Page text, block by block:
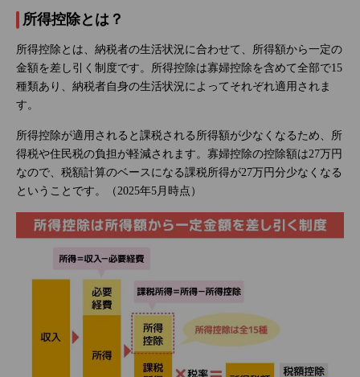
所得控除とは？
所得控除とは、納税者の生活状況に合わせて、所得額から一定の
金額を差し引く制度です。所得控除は寡婦控除を含めて全部で15
種類あり、納税者自身の生活状況によってそれぞれ適用されま
す。
所得控除が適用されると課税される所得額が少なくなるため、所
得税や住民税の負担が軽減されます。寡婦控除の控除額は27万円
なので、税額計算のベースになる課税所得が27万円分少なくなる
ということです。（2025年5月時点）